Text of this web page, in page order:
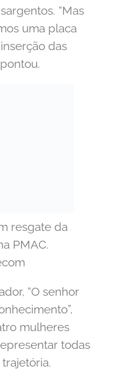
“Mas
uma placa
das
resgate da
PMAC.
“O senhor
mulheres
todas